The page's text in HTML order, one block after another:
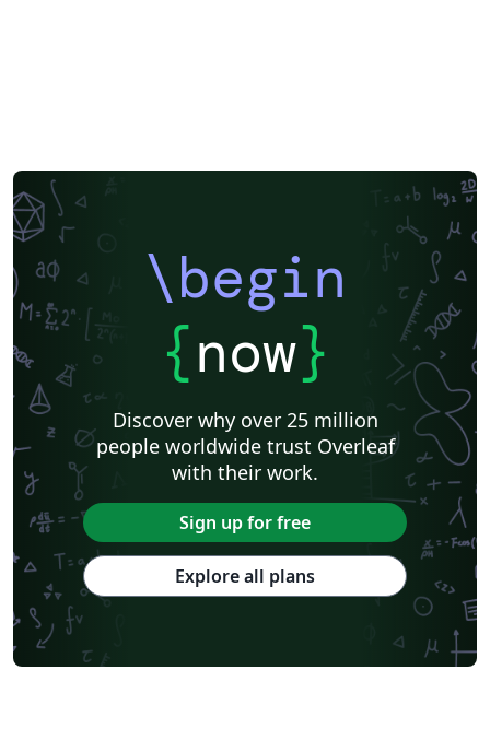
\begin
{now}
Discover why over 25 million
people worldwide trust Overleaf
with their work.
Sign up for free
Explore all plans